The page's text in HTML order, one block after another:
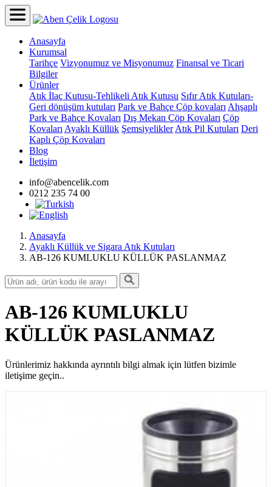
Anasayfa
Kurumsal
Tarihçe Vizyonumuz ve Misyonumuz Finansal ve Ticari
Bilgiler
Ürünler
Atık İlaç Kutusu-Tehlikeli Atık Kutusu Sıfır Atık Kutuları-
Geri dönüşüm kutuları Park ve Bahçe Çöp kovaları Ahşaplı
Park ve Bahçe Kovaları Dış Mekan Çöp Kovaları Çöp
Kovaları Ayaklı Küllük Şemsiyelikler Atık Pil Kutuları Deri
Kaplı Çöp Kovaları
Blog
İletişim
info@abencelik.com
0212 235 74 00
Anasayfa
Ayaklı Küllük ve Sigara Atık Kutuları
AB-126 KUMLUKLU KÜLLÜK PASLANMAZ
AB-126 KUMLUKLU
KÜLLÜK PASLANMAZ
Ürünlerimiz hakkında ayrıntılı bilgi almak için lütfen bizimle
iletişime geçin..